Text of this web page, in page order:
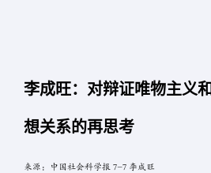
李成旺：对辩证唯物主义
想关系的再思考
来源：中国社会科学报 7-7 李成旺